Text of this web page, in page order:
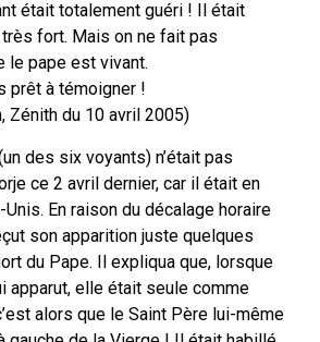
était totalement guéri ! Il était
fort. Mais on ne fait pas
le pape est vivant.
prêt à témoigner !
Zénith du 10 avril 2005)
des six voyants) n’était pas
ce 2 avril dernier, car il était en
En raison du décalage horaire
son apparition juste quelques
du Pape. Il expliqua que, lorsque
apparut, elle était seule comme
alors que le Saint Père lui-même